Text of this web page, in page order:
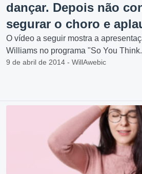
dançar. Depois não
segurar o choro e
O vídeo a seguir mostra a
Williams no programa "So You
9 de abril de 2014 - WillAwebic